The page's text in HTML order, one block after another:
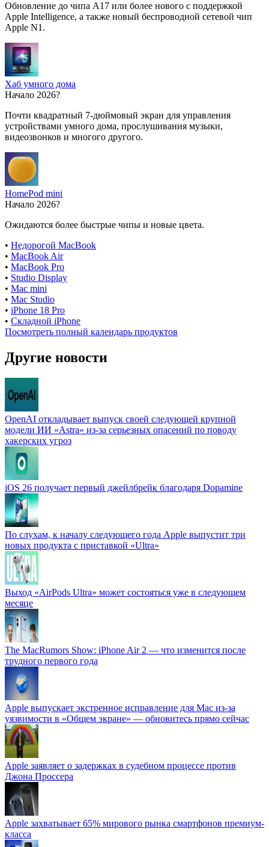
Обновление до чипа A17 или более нового с поддержкой
Apple Intelligence, а также новый беспроводной сетевой чип
Apple N1.
Хаб умного дома
Начало 2026?
Почти квадратный 7-дюймовый экран для управления
устройствами умного дома, прослушивания музыки,
видеозвонков и многого другого.
HomePod mini
Начало 2026?
Ожидаются более быстрые чипы и новые цвета.
• Недорогой MacBook
• MacBook Air
• MacBook Pro
• Studio Display
• Mac mini
• Mac Studio
• iPhone 18 Pro
• Складной iPhone
Посмотреть полный календарь продуктов
Другие новости
OpenAI откладывает выпуск своей следующей крупной
модели ИИ «Astra» из-за серьезных опасений по поводу
хакерских угроз
iOS 26 получает первый джейлбрейк благодаря Dopamine
По слухам, к началу следующего года Apple выпустит три
новых продукта с приставкой «Ultra»
Выход «AirPods Ultra» может состояться уже в следующем
месяце
The MacRumors Show: iPhone Air 2 — что изменится после
трудного первого года
Apple выпускает экстренное исправление для Mac из-за
уязвимости в «Общем экране» — обновитесь прямо сейчас
Apple заявляет о задержках в судебном процессе против
Джона Проссера
Apple захватывает 65% мирового рынка смартфонов премиум-
класса